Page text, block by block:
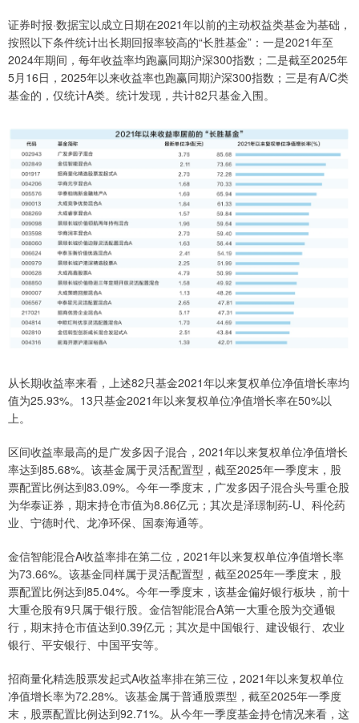
证券时报·数据宝以成立日期在2021年以前的主动权益类基金为基础，
按照以下条件统计出长期回报率较高的“长胜基金”：一是2021年至
2024年期间，每年收益率均跑赢同期沪深300指数；二是截至2025年
5月16日，2025年以来收益率也跑赢同期沪深300指数；三是有A/C类
基金的，仅统计A类。统计发现，共计82只基金入围。
从长期收益率来看，上述82只基金2021年以来复权单位净值增长率均
值为25.93%。13只基金2021年以来复权单位净值增长率在50%以
上。
区间收益率最高的是广发多因子混合，2021年以来复权单位净值增长
率达到85.68%。该基金属于灵活配置型，截至2025年一季度末，股
票配置比例达到83.09%。今年一季度末，广发多因子混合头号重仓股
为华泰证券，期末持仓市值为8.86亿元；其次是泽璟制药-U、科伦药
业、宁德时代、龙净环保、国泰海通等。
金信智能混合A收益率排在第二位，2021年以来复权单位净值增长率
为73.66%。该基金同样属于灵活配置型，截至2025年一季度末，股
票配置比例达到85.04%。今年一季度末，该基金偏好银行板块，前十
大重仓股有9只属于银行股。金信智能混合A第一大重仓股为交通银
行，期末持仓市值达到0.39亿元；其次是中国银行、建设银行、农业
银行、平安银行、中国平安等。
招商量化精选股票发起式A收益率排在第三位，2021年以来复权单位
净值增长率为72.28%。该基金属于普通股票型，截至2025年一季度
末，股票配置比例达到92.71%。从今年一季度基金持仓情况来看，这